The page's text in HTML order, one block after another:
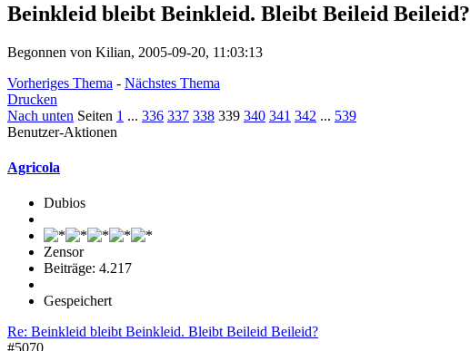
Beinkleid bleibt Beinkleid. Bleibt Beileid Beileid?
Begonnen von Kilian, 2005-09-20, 11:03:13
Vorheriges Thema - Nächstes Thema
Drucken
Nach unten Seiten 1 ... 336 337 338 339 340 341 342 ... 539
Benutzer-Aktionen
Agricola
Dubios
Zensor
Beiträge: 4.217
Gespeichert
Re: Beinkleid bleibt Beinkleid. Bleibt Beileid Beileid?